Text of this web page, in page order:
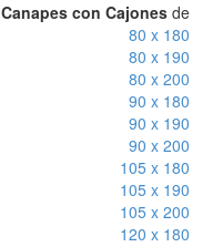
Canapes con Cajones de
80 x 180
80 x 190
80 x 200
90 x 180
90 x 190
90 x 200
105 x 180
105 x 190
105 x 200
120 x 180